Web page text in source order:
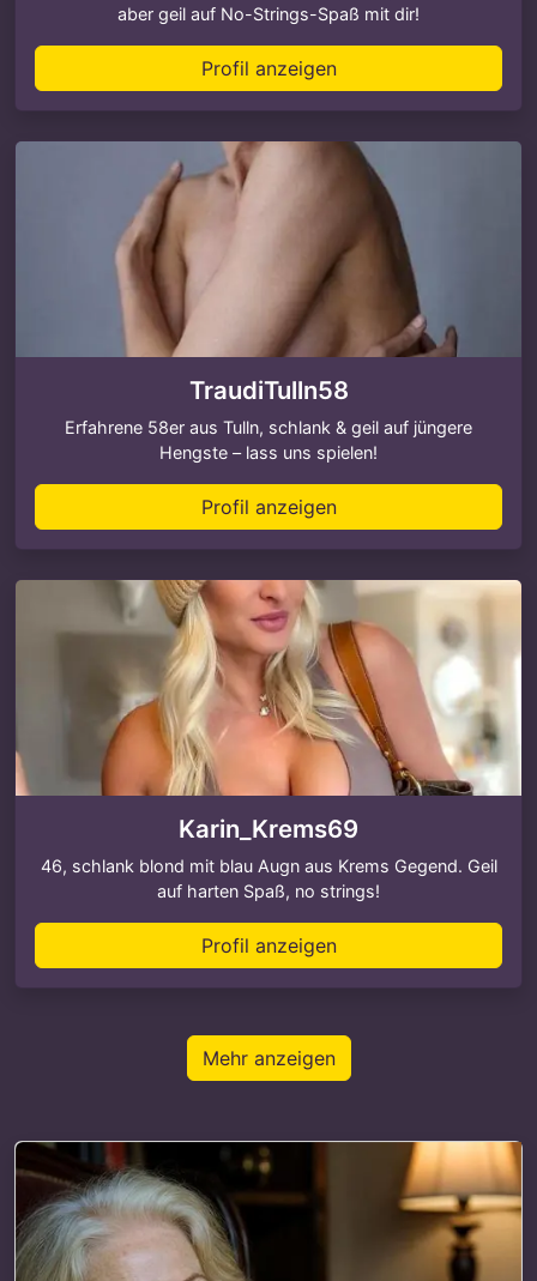
aber geil auf No-Strings-Spaß mit dir!
Profil anzeigen
TraudiTulln58
Erfahrene 58er aus Tulln, schlank & geil auf jüngere
Hengste – lass uns spielen!
Profil anzeigen
Karin_Krems69
46, schlank blond mit blau Augn aus Krems Gegend. Geil
auf harten Spaß, no strings!
Profil anzeigen
Mehr anzeigen